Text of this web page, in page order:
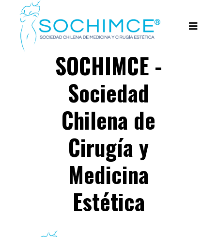
SOCHIMCE -
Sociedad
Chilena de
Cirugía y
Medicina
Estética